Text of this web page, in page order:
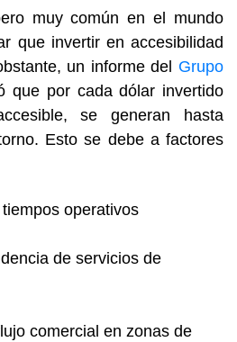
muy común en el mundo
que invertir en accesibilidad
un informe del Grupo
que por cada dólar invertido
se generan hasta
Esto se debe a factores
operativos
de servicios de
comercial en zonas de